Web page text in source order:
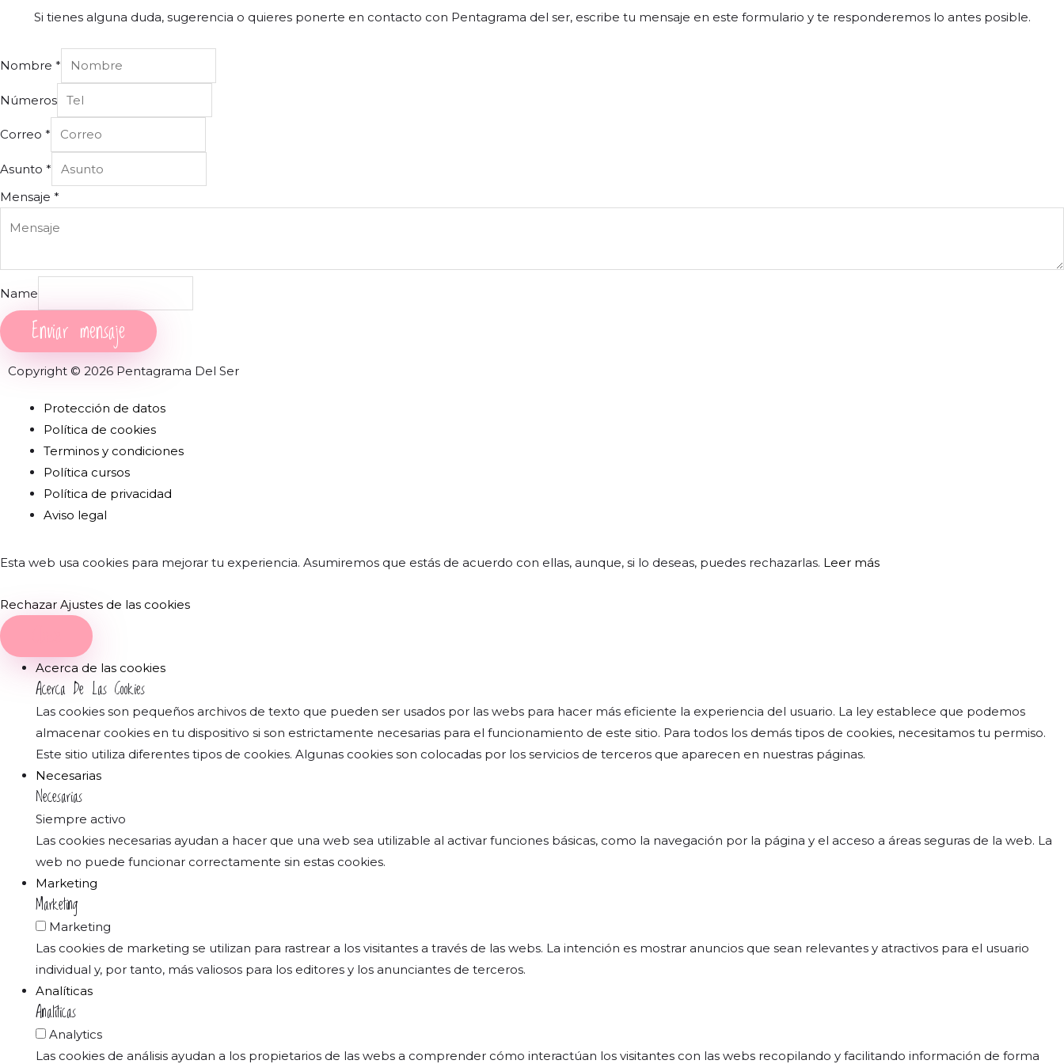
Si tienes alguna duda, sugerencia o quieres ponerte en contacto con Pentagrama del ser, escribe tu mensaje en este formulario y te responderemos lo antes posible.
Nombre *
Números
Correo *
Asunto *
Mensaje *
Name
Enviar mensaje
Copyright © 2026 Pentagrama Del Ser
Protección de datos
Política de cookies
Terminos y condiciones
Política cursos
Política de privacidad
Aviso legal
Esta web usa cookies para mejorar tu experiencia. Asumiremos que estás de acuerdo con ellas, aunque, si lo deseas, puedes rechazarlas. Leer más
Rechazar Ajustes de las cookies
Acerca de las cookies
Acerca De Las Cookies
Las cookies son pequeños archivos de texto que pueden ser usados por las webs para hacer más eficiente la experiencia del usuario. La ley establece que podemos
almacenar cookies en tu dispositivo si son estrictamente necesarias para el funcionamiento de este sitio. Para todos los demás tipos de cookies, necesitamos tu permiso.
Este sitio utiliza diferentes tipos de cookies. Algunas cookies son colocadas por los servicios de terceros que aparecen en nuestras páginas.
Necesarias
Necesarias
Siempre activo
Las cookies necesarias ayudan a hacer que una web sea utilizable al activar funciones básicas, como la navegación por la página y el acceso a áreas seguras de la web. La
web no puede funcionar correctamente sin estas cookies.
Marketing
Marketing
Marketing
Las cookies de marketing se utilizan para rastrear a los visitantes a través de las webs. La intención es mostrar anuncios que sean relevantes y atractivos para el usuario
individual y, por tanto, más valiosos para los editores y los anunciantes de terceros.
Analíticas
Analíticas
Analytics
Las cookies de análisis ayudan a los propietarios de las webs a comprender cómo interactúan los visitantes con las webs recopilando y facilitando información de forma